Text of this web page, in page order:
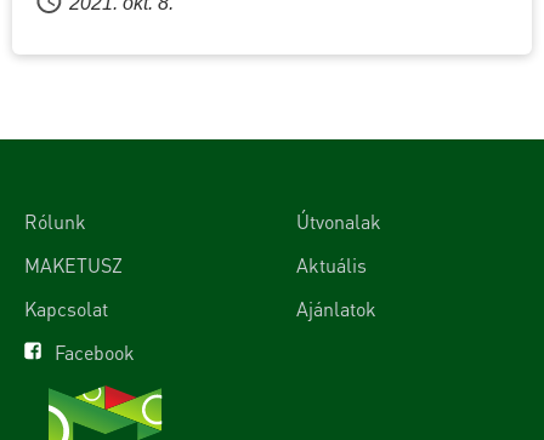
Rólunk
MAKETUSZ
Kapcsolat
Útvonalak
Aktuális
Ajánlatok
Facebook